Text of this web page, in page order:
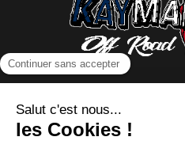
NOUS CONTACTER